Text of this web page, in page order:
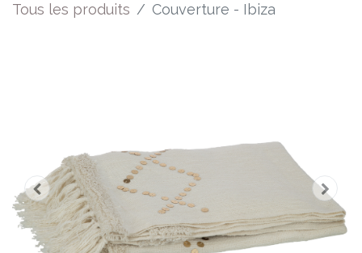
Tous les produits Couverture - Ibiza